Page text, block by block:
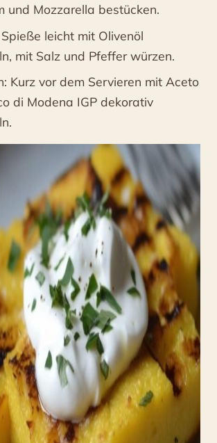
und Mozzarella bestücken.
leicht mit Olivenöl
mit Salz und Pfeffer würzen.
Kurz vor dem Servieren mit Aceto
di Modena IGP dekorativ